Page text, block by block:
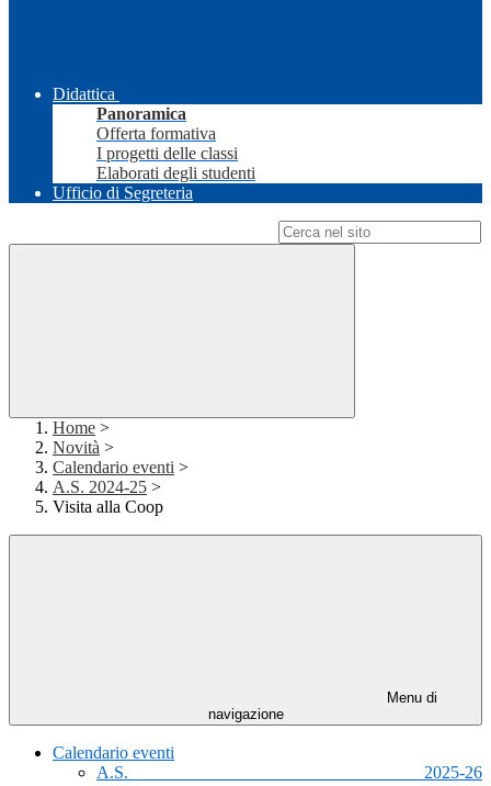
Didattica
Panoramica
Offerta formativa
I progetti delle classi
Elaborati degli studenti
Ufficio di Segreteria
Home >
Novità >
Calendario eventi >
A.S. 2024-25 >
Visita alla Coop
Menu di
navigazione
Calendario eventi
A.S. 2025-26